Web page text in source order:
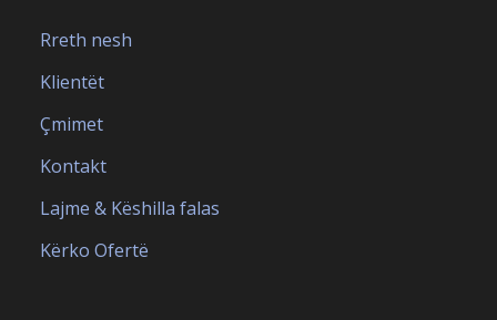
Rreth nesh
Klientët
Çmimet
Kontakt
Lajme & Këshilla falas
Kërko Ofertë